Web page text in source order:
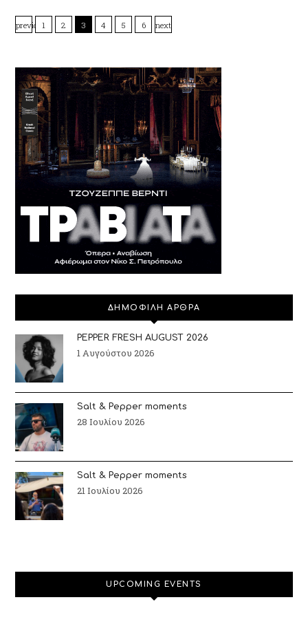
previous
1 2 3 4 5 6 next
ΔΗΜΟΦΙΛΗ ΑΡΘΡΑ
PEPPER FRESH AUGUST 2026
1 Αυγούστου 2026
Salt & Pepper moments
28 Ιουλίου 2026
Salt & Pepper moments
21 Ιουλίου 2026
UPCOMING EVENTS